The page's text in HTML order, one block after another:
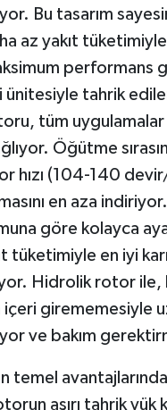
Bu tasarım
az yakıt tüketimiyle
performans
ünitesiyle tahrik
tüm
Öğütme
hızı (104-140
en aza indiriyor.
göre kolayca
tüketimiyle en iyi
Hidrolik rotor ile,
içeri girememesiyle
ve bakım
temel
aşırı tahrik yük